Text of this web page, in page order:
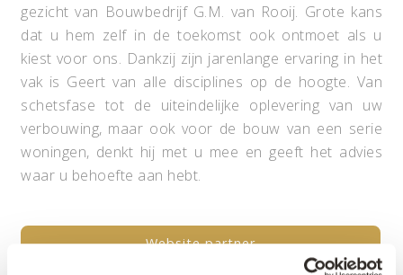
gezicht van Bouwbedrijf G.M. van Rooij. Grote kans
dat u hem zelf in de toekomst ook ontmoet als u
kiest voor ons. Dankzij zijn jarenlange ervaring in het
vak is Geert van alle disciplines op de hoogte. Van
schetsfase tot de uiteindelijke oplevering van uw
verbouwing, maar ook voor de bouw van een serie
woningen, denkt hij met u mee en geeft het advies
waar u behoefte aan hebt.
Website partner